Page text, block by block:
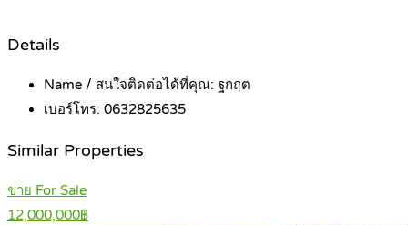
Details
Name / สนใจติดต่อได้ที่คุณ: ฐกฤต
เบอร์โทร: 0632825635
Similar Properties
ขาย For Sale
12,000,000฿